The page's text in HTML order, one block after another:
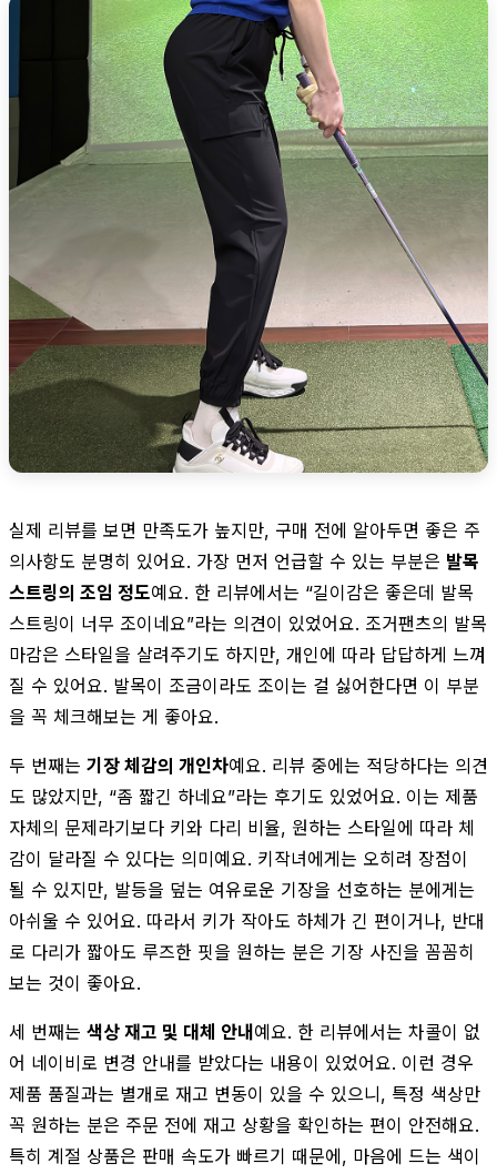
실제 리뷰를 보면 만족도가 높지만, 구매 전에 알아두면 좋은 주
의사항도 분명히 있어요. 가장 먼저 언급할 수 있는 부분은 발목
스트링의 조임 정도예요. 한 리뷰에서는 “길이감은 좋은데 발목
스트링이 너무 조이네요”라는 의견이 있었어요. 조거팬츠의 발목
마감은 스타일을 살려주기도 하지만, 개인에 따라 답답하게 느껴
질 수 있어요. 발목이 조금이라도 조이는 걸 싫어한다면 이 부분
을 꼭 체크해보는 게 좋아요.
두 번째는 기장 체감의 개인차예요. 리뷰 중에는 적당하다는 의견
도 많았지만, “좀 짧긴 하네요”라는 후기도 있었어요. 이는 제품
자체의 문제라기보다 키와 다리 비율, 원하는 스타일에 따라 체
감이 달라질 수 있다는 의미예요. 키작녀에게는 오히려 장점이
될 수 있지만, 발등을 덮는 여유로운 기장을 선호하는 분에게는
아쉬울 수 있어요. 따라서 키가 작아도 하체가 긴 편이거나, 반대
로 다리가 짧아도 루즈한 핏을 원하는 분은 기장 사진을 꼼꼼히
보는 것이 좋아요.
세 번째는 색상 재고 및 대체 안내예요. 한 리뷰에서는 차콜이 없
어 네이비로 변경 안내를 받았다는 내용이 있었어요. 이런 경우
제품 품질과는 별개로 재고 변동이 있을 수 있으니, 특정 색상만
꼭 원하는 분은 주문 전에 재고 상황을 확인하는 편이 안전해요.
특히 계절 상품은 판매 속도가 빠르기 때문에, 마음에 드는 색이